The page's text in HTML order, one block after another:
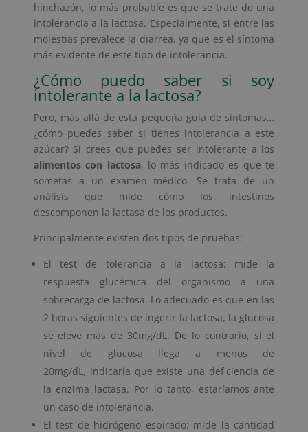
hinchazón, lo más probable es que se trate de una
intolerancia a la lactosa. Especialmente, si entre las
molestias prevalece la diarrea, ya que es el síntoma
más evidente de este tipo de intolerancia.
¿Cómo puedo saber si soy
intolerante a la lactosa?
Pero, más allá de esta pequeña guía de síntomas…
¿cómo puedes saber si tienes intolerancia a este
azúcar? Si crees que puedes ser intolerante a los
alimentos con lactosa, lo más indicado es que te
sometas a un examen médico. Se trata de un
análisis que mide cómo los intestinos
descomponen la lactasa de los productos.
Principalmente existen dos tipos de pruebas:
El test de tolerancia a la lactosa: mide la
respuesta glucémica del organismo a una
sobrecarga de lactosa. Lo adecuado es que en las
2 horas siguientes de ingerir la lactosa, la glucosa
se eleve más de 30mg/dL. De lo contrario, si el
nivel de glucosa llega a menos de
20mg/dL, indicaría que existe una deficiencia de
la enzima lactasa. Por lo tanto, estaríamos ante
un caso de intolerancia.
El test de hidrógeno espirado: mide la cantidad